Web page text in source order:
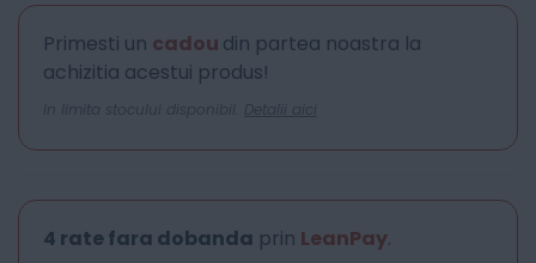
Primesti un cadou din partea noastra la
achizitia acestui produs!
In limita stocului disponibil. Detalii aici
4 rate fara dobanda prin LeanPay.